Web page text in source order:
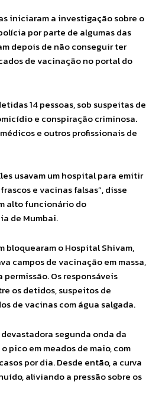
iniciaram a investigação sobre o
por parte de algumas das
depois de não conseguir ter
de vacinação no portal do
14 pessoas, sob suspeitas de
e conspiração criminosa.
e outros profissionais de
usavam um hospital para emitir
e vacinas falsas”, disse
alto funcionário do
de Mumbai.
bloquearam o Hospital Shivam,
campos de vacinação em massa,
Os responsáveis
os detidos, suspeitos de
de vacinas com água salgada.
segunda onda da
pico em meados de maio, com
por dia. Desde então, a curva
aliviando a pressão sobre os